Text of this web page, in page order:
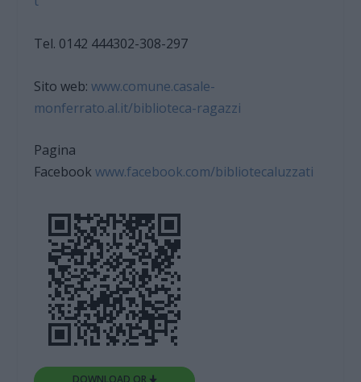
Tel. 0142 444302-308-297
Sito web:www.comune.casale-
monferrato.al.it/biblioteca-ragazzi
Pagina
Facebookwww.facebook.com/bibliotecaluzzati